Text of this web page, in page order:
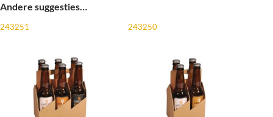
Andere suggesties…
243251 243250